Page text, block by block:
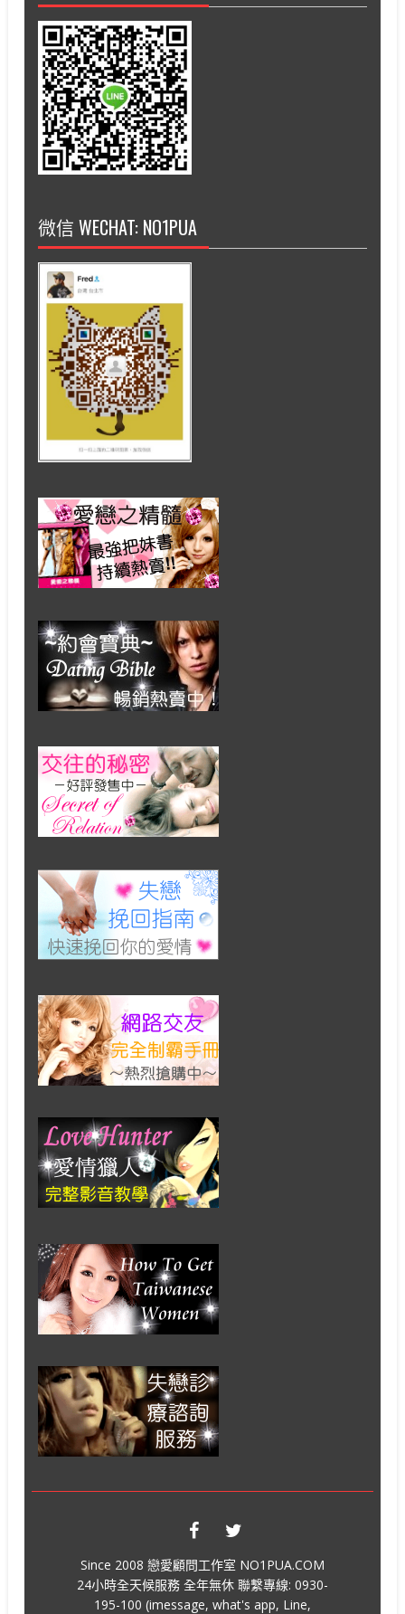
微信 WECHAT: NO1PUA
Since 2008 戀愛顧問工作室 NO1PUA.COM
24小時全天候服務 全年無休 聯繫專線: 0930-
195-100 (imessage, what's app, Line,